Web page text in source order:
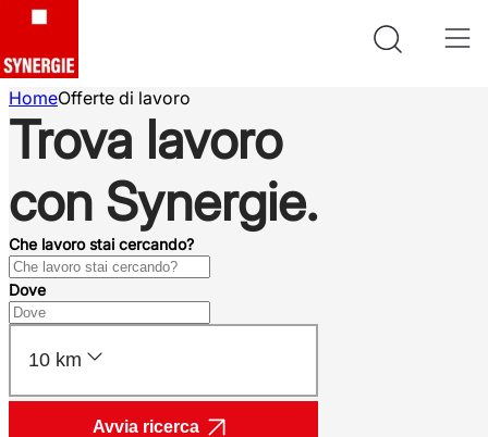
HomeOfferte di lavoro
Trova lavoro
con Synergie.
Che lavoro stai cercando?
Dove
10 km
Avvia ricerca